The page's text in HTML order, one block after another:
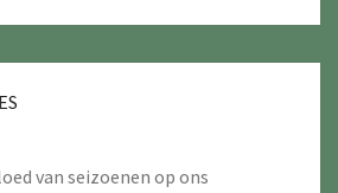
van seizoenen op ons